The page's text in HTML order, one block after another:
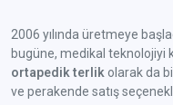
2006 yılında üretmeye
bugüne, medikal teknolojiyi
ortapedik terlik olarak da
ve perakende satış